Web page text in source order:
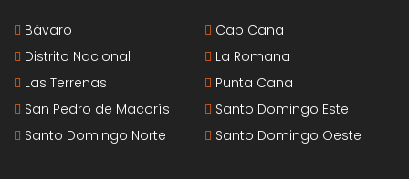
Bávaro
Cap Cana
Distrito Nacional
La Romana
Las Terrenas
Punta Cana
San Pedro de Macorís
Santo Domingo Este
Santo Domingo Norte
Santo Domingo Oeste